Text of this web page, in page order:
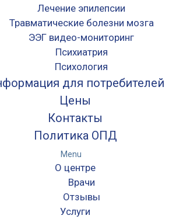
Лечение эпилепсии
Травматические болезни мозга
ЭЭГ видео-мониторинг
Психиатрия
Психология
для потребителей
Цены
Контакты
Политика ОПД
Menu
О центре
Врачи
Отзывы
Услуги